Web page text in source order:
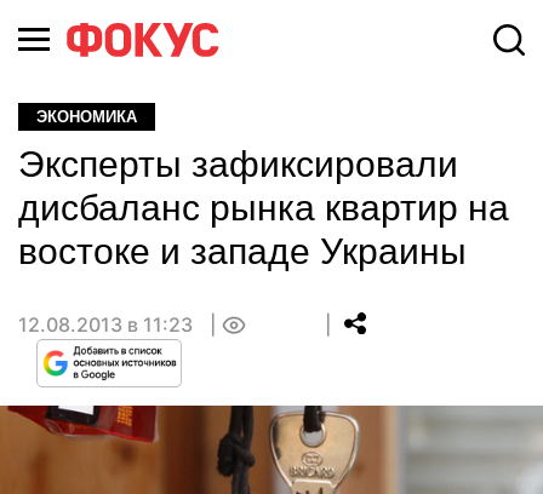
ЭКОНОМИКА
Эксперты зафиксировали
дисбаланс рынка квартир на
востоке и западе Украины
12.08.2013 в 11:23